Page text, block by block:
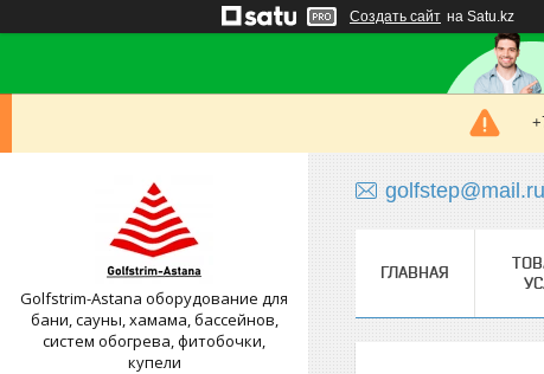
Создать сайт на Satu.kz
Golfstrim-Astana оборудование для
бани, сауны, хамама, бассейнов,
систем обогрева, фитобочки,
купели
golfstep@mail.ru
ГЛАВНАЯ